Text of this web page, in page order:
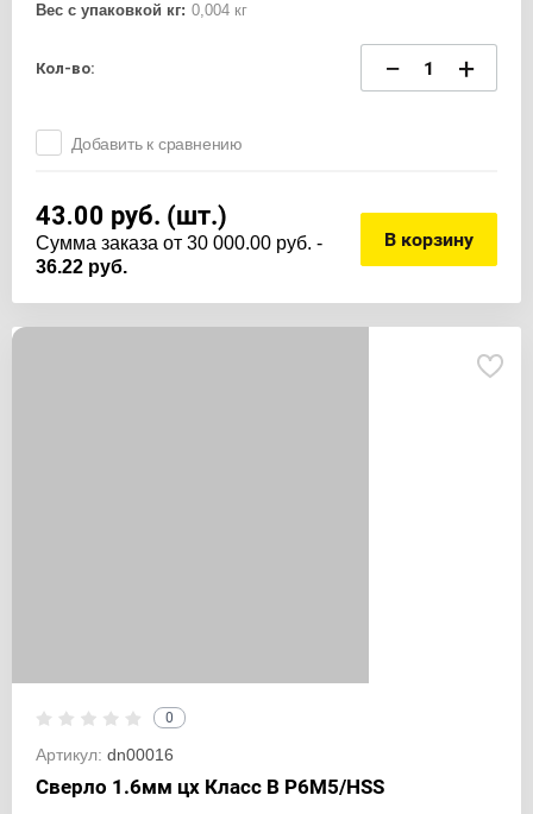
Вес с упаковкой кг: 0,004 кг
Кол-во: − +
Добавить к сравнению
43.00 руб. (шт.)
Cумма заказа от 30 000.00 руб. -
36.22 руб.
В корзину
0
Артикул: dn00016
Сверло 1.6мм цх Класс В Р6М5/HSS